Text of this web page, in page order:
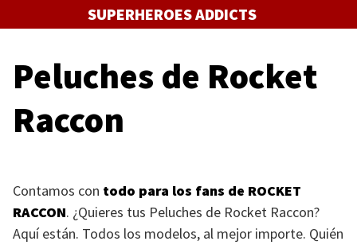
al
SUPERHEROES ADDICTS
Peluches de Rocket
Raccon
Contamos con todo para los fans de ROCKET
RACCON. ¿Quieres tus Peluches de Rocket Raccon?
Aquí están. Todos los modelos, al mejor importe. Quién